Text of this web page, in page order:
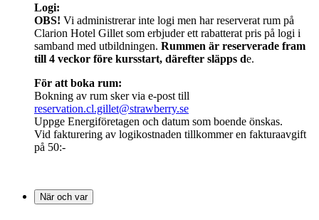
Logi:
OBS! Vi administrerar inte logi men har reserverat rum på
Clarion Hotel Gillet som erbjuder ett rabatterat pris på logi i
samband med utbildningen. Rummen är reserverade fram
till 4 veckor före kursstart, därefter släpps de.
För att boka rum:
Bokning av rum sker via e-post till
reservation.cl.gillet@strawberry.se
Uppge Energiföretagen och datum som boende önskas.
Vid fakturering av logikostnaden tillkommer en fakturaavgift
på 50:-
När och var